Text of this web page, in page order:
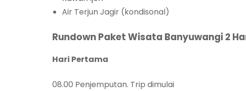
Air Terjun Jagir (kondisonal)
Rundown Paket Wisata Banyuwangi 2
Hari Pertama
08.00 Penjemputan. Trip dimulai